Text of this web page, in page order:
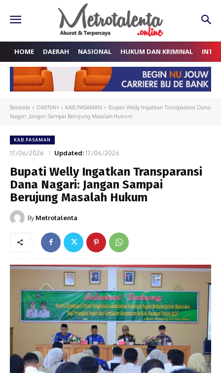
HOME DAERAH NASIONAL HUKUM DAN KRIMINAL
Beranda DAERAH KAB.PASAMAN
Bupati Welly Ingatkan Transparansi Dana
Nagari: Jangan Sampai Berujung Masalah Hukum
KAB.PASAMAN
17/06/2026 Updated:17/06/2026
Bupati Welly Ingatkan Transparansi
Dana Nagari: Jangan Sampai
Berujung Masalah Hukum
By Metrotalenta